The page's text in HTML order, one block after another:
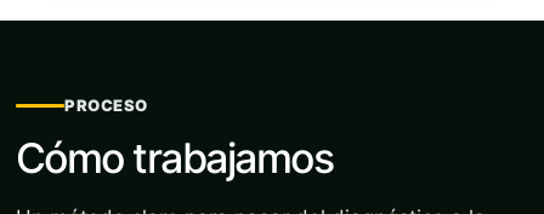
PROCESO
Cómo trabajamos